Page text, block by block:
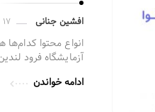
افشین جنانی ۱۷ دی ۱۴۰۱
آزمایشگاه فرود
ادامه خواندن